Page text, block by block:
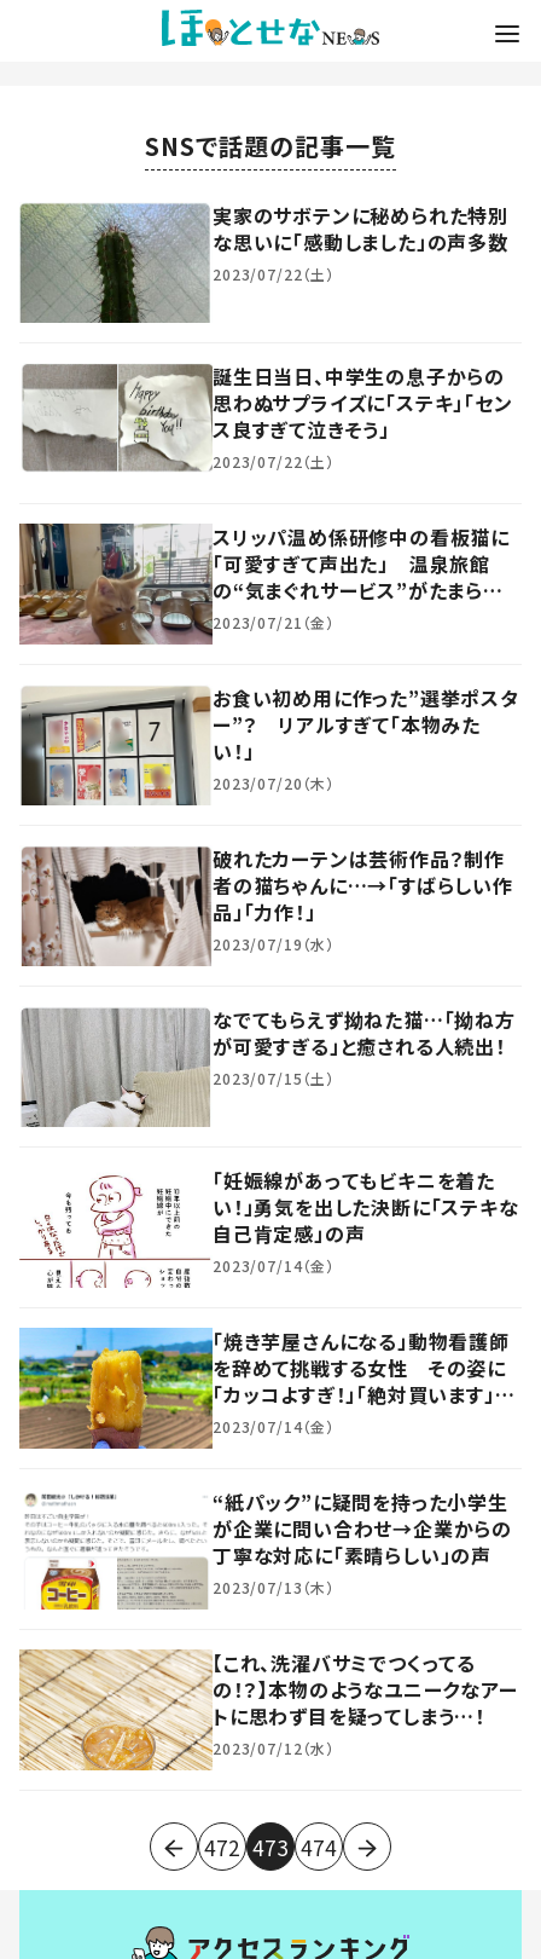
SNSで話題の記事一覧
実家のサボテンに秘められた特別
な思いに「感動しました」の声多数
2023/07/22（土）
誕生日当日、中学生の息子からの
思わぬサプライズに「ステキ」「セン
ス良すぎて泣きそう」
2023/07/22（土）
スリッパ温め係研修中の看板猫に
「可愛すぎて声出た」 温泉旅館
の“気まぐれサービス”がたまらな
い…！
2023/07/21（金）
お食い初め用に作った”選挙ポスタ
ー”？ リアルすぎて「本物みた
い！」
2023/07/20（木）
破れたカーテンは芸術作品？制作
者の猫ちゃんに…→「すばらしい作
品」「力作！」
2023/07/19（水）
なでてもらえず拗ねた猫…「拗ね方
が可愛すぎる」と癒される人続出！
2023/07/15（土）
「妊娠線があってもビキニを着た
い！」勇気を出した決断に「ステキな
自己肯定感」の声
2023/07/14（金）
「焼き芋屋さんになる」動物看護師
を辞めて挑戦する女性 その姿に
「カッコよすぎ！」「絶対買います」の
声
2023/07/14（金）
“紙パック”に疑問を持った小学生
が企業に問い合わせ→企業からの
丁寧な対応に「素晴らしい」の声
2023/07/13（木）
【これ、洗濯バサミでつくってる
の！？】本物のようなユニークなアー
トに思わず目を疑ってしまう…！
2023/07/12（水）
472 473 474